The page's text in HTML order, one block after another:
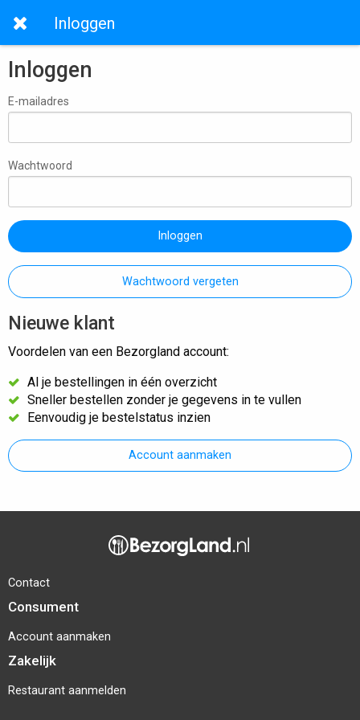
Inloggen
Inloggen
E-mailadres
Wachtwoord
Inloggen
Wachtwoord vergeten
Nieuwe klant
Voordelen van een Bezorgland account:
Al je bestellingen in één overzicht
Sneller bestellen zonder je gegevens in te vullen
Eenvoudig je bestelstatus inzien
Account aanmaken
Contact
Consument
Account aanmaken
Zakelijk
Restaurant aanmelden